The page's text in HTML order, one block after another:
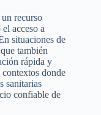
recurso
acceso a
situaciones de
también
rápida y
contextos donde
sanitarias
confiable de